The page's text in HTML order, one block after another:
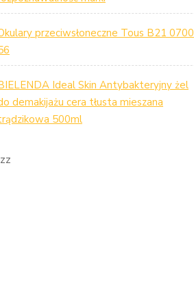
przeciwsłoneczne Tous B21 0700
Ideal Skin Antybakteryjny żel
demakijażu cera tłusta mieszana
500ml